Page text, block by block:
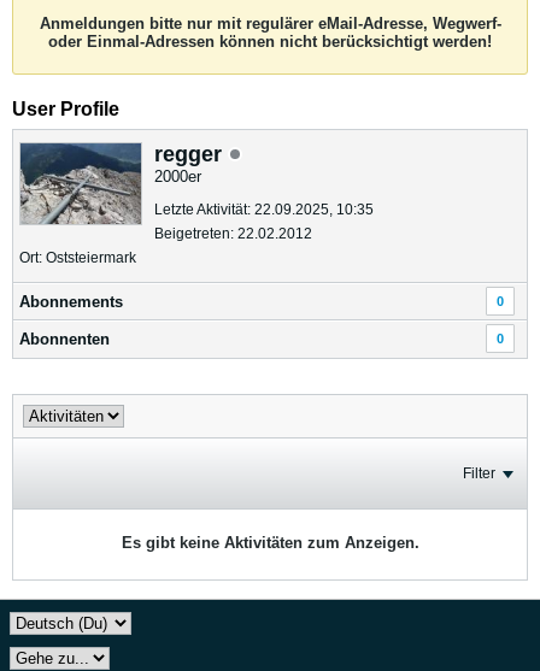
Anmeldungen bitte nur mit regulärer eMail-Adresse, Wegwerf-
oder Einmal-Adressen können nicht berücksichtigt werden!
User Profile
regger
2000er
Letzte Aktivität: 22.09.2025, 10:35
Beigetreten: 22.02.2012
Ort: Oststeiermark
Abonnements 0
Abonnenten 0
Filter
Es gibt keine Aktivitäten zum Anzeigen.